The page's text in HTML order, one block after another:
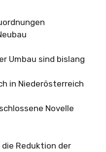
Umbau sind bislang
in Niederösterreich
Novelle
Reduktion der